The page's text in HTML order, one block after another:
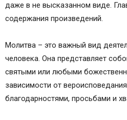
даже в не высказанном виде.
содержания произведений.
Молитва – это важный вид
человека. Она представляет
святыми или любыми
зависимости от
благодарностями, просьбами и